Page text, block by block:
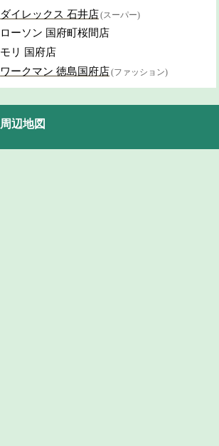
ダイレックス 石井店(スーパー)
ローソン 国府町桜間店
モリ 国府店
ワークマン 徳島国府店(ファッション)
周辺地図